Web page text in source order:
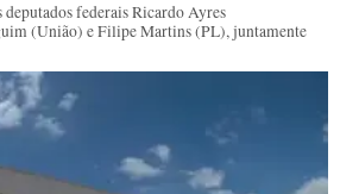
federais Ricardo Ayres
(União) e Filipe Martins (PL), juntamente